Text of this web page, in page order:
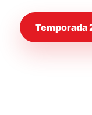
Temporada